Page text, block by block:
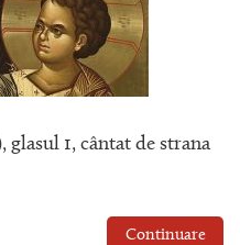
1, cântat de strana
Continuare